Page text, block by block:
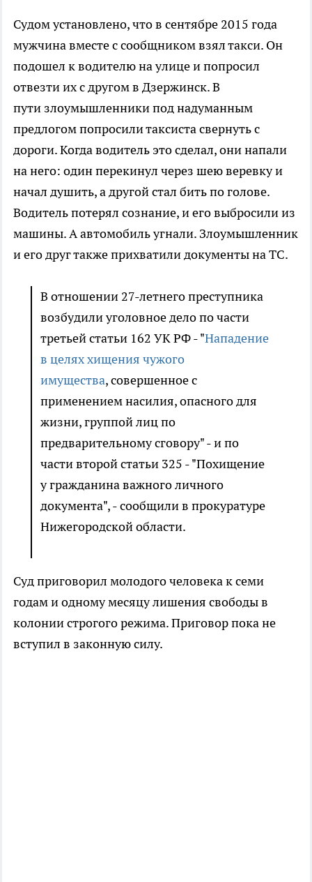
Судом установлено, что в сентябре 2015 года
мужчина вместе с сообщником взял такси. Он
подошел к водителю на улице и попросил
отвезти их с другом в Дзержинск. В
пути злоумышленники под надуманным
предлогом попросили таксиста свернуть с
дороги. Когда водитель это сделал, они напали
на него: один перекинул через шею веревку и
начал душить, а другой стал бить по голове.
Водитель потерял сознание, и его выбросили из
машины. А автомобиль угнали. Злоумышленник
и его друг также прихватили документы на ТС.
В отношении 27-летнего преступника
возбудили уголовное дело по части
третьей статьи 162 УК РФ - "Нападение
в целях хищения чужого
имущества, совершенное с
применением насилия, опасного для
жизни, группой лиц по
предварительному сговору" - и по
части второй статьи 325 - "Похищение
у гражданина важного личного
документа", - сообщили в прокуратуре
Нижегородской области.
Суд приговорил молодого человека к семи
годам и одному месяцу лишения свободы в
колонии строгого режима. Приговор пока не
вступил в законную силу.